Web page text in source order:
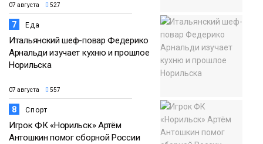
07 августа 527
7 Еда
Итальянский шеф-повар Федерико
Арнальди изучает кухню и прошлое
Норильска
07 августа 557
8 Спорт
Игрок ФК «Норильск» Артём
Антошкин помог сборной России